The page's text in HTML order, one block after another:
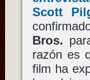
Scott
Bros.
razón es
film ha